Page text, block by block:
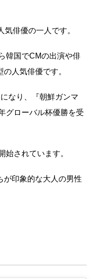
俳優の一人です。
韓国でCMの出演や俳
人気俳優です。
なり、『朝鮮ガンマ
グローバル杯優勝を受
始されています。
が印象的な大人の男性